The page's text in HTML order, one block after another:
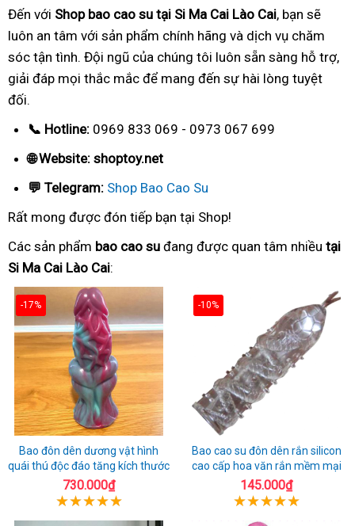
Đến với Shop bao cao su tại Si Ma Cai Lào Cai, bạn sẽ
luôn an tâm với sản phẩm chính hãng và dịch vụ chăm
sóc tận tình. Đội ngũ của chúng tôi luôn sẵn sàng hỗ trợ,
giải đáp mọi thắc mắc để mang đến sự hài lòng tuyệt
đối.
📞 Hotline: 0969 833 069 - 0973 067 699
🌐 Website: shoptoy.net
💬 Telegram: Shop Bao Cao Su
Rất mong được đón tiếp bạn tại Shop!
Các sản phẩm bao cao su đang được quan tâm nhiều tại
Si Ma Cai Lào Cai:
-17%
Bao đôn dên dương vật hình
quái thú độc đáo tăng kích thước
730.000₫
-10%
Bao cao su đôn dên rắn silicon
cao cấp hoa văn rắn mềm mại
145.000₫